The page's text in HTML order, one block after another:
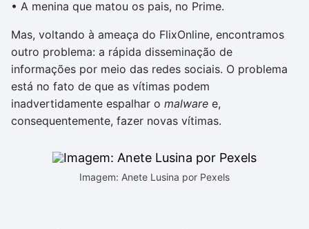
• A menina que matou os pais, no Prime.
Mas, voltando à ameaça do FlixOnline, encontramos
outro problema: a rápida disseminação de
informações por meio das redes sociais. O problema
está no fato de que as vítimas podem
inadvertidamente espalhar o malware e,
consequentemente, fazer novas vítimas.
Imagem: Anete Lusina por Pexels